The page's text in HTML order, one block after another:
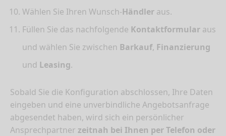
Wählen Sie Ihren Wunsch-Händler aus.
Füllen Sie das nachfolgende Kontaktformular aus
und wählen Sie zwischen Barkauf, Finanzierung
und Leasing.
Sobald Sie die Konfiguration abschlossen, Ihre Daten
eingeben und eine unverbindliche Angebotsanfrage
abgesendet haben, wird sich ein persönlicher
Ansprechpartner zeitnah bei Ihnen per Telefon oder